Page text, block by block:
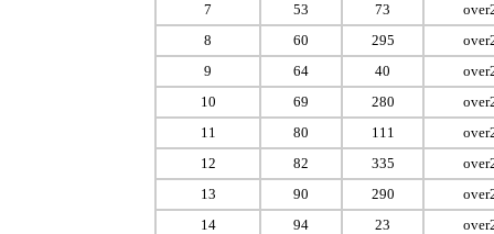
7
53 73
8
60 295
9
64 40
10
69 280
11
80 111
12
82 335
13
90 290
14
94 23